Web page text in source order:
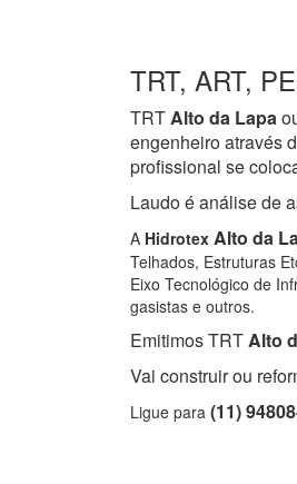
TRT, ART,
TRTAlto da Lapa
engenheiro através
profissional se
Laudo é análise de
A Hidrotex Alto da
Telhados, Estruturas
Eixo Tecnológico de
gasistas e outros.
Emitimos TRTAlto
Vai construir ou
Ligue para (11)